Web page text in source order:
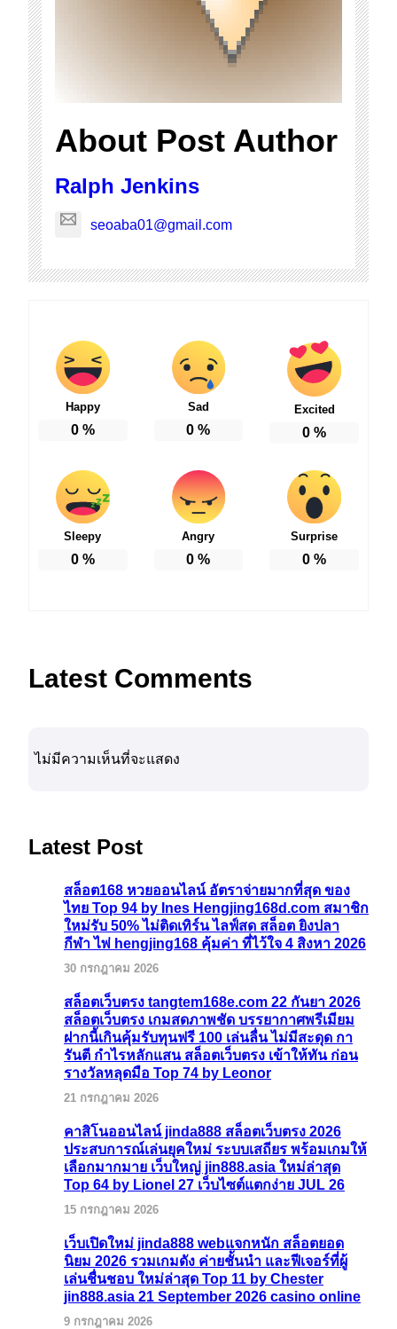
About Post Author
Ralph Jenkins
seoaba01@gmail.com
Happy
0%
Sad
0 %
Excited
0 %
Sleepy
0%
Angry
0 %
Surprise
0 %
Latest Comments
ไม่มีความเห็นที่จะแสดง
Latest Post
สล็อต168 หวยออนไลน์ อัตราจ่ายมากที่สุด ของ
ไทย Top 94 by Ines Hengjing168d.com สมาชิก
ใหม่รับ 50% ไม่ติดเทิร์น ไลฟ์สด สล็อต ยิงปลา
กีฬา ไพ่ hengjing168 คุ้มค่า ที่ไว้ใจ 4 สิงหา 2026
30 กรกฎาคม 2026
สล็อตเว็บตรง tangtem168e.com 22 กันยา 2026
สล็อตเว็บตรง เกมสดภาพชัด บรรยากาศพรีเมียม
ฝากนี้เกินคุ้มรับทุนฟรี 100 เล่นลื่น ไม่มีสะดุด กา
รันตี กำไรหลักแสน สล็อตเว็บตรง เข้าให้ทัน ก่อน
รางวัลหลุดมือ Top 74 by Leonor
21 กรกฎาคม 2026
คาสิโนออนไลน์ jinda888 สล็อตเว็บตรง 2026
ประสบการณ์เล่นยุคใหม่ ระบบเสถียร พร้อมเกมให้
เลือกมากมาย เว็บใหญ่ jin888.asia ใหม่ล่าสุด
Top 64 by Lionel 27 เว็บไซต์แตกง่าย JUL 26
15 กรกฎาคม 2026
เว็บเปิดใหม่ jinda888 webแจกหนัก สล็อตยอด
นิยม 2026 รวมเกมดัง ค่ายชั้นนำ และฟีเจอร์ที่ผู้
เล่นชื่นชอบ ใหม่ล่าสุด Top 11 by Chester
jin888.asia 21 September 2026 casino online
9 กรกฎาคม 2026